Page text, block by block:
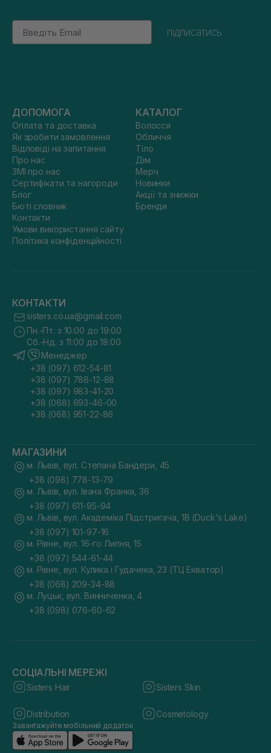
Email
підписатись
ДОПОМОГА
Оплата та доставка
Як зробити замовлення
Відповіді на запитання
Про нас
ЗМІ про нас
Сертифікати та нагороди
Блог
Бюті словник
Контакти
Умови використання сайту
Політика конфіденційності
КАТАЛОГ
Волосся
Обличчя
Тіло
Дім
Мерч
Новинки
Акції та знижки
Бренди
КОНТАКТИ
sisters.co.ua@gmail.com
Пн.-Пт. з 10:00 до 19:00
Сб.-Нд. з 11:00 до 18:00
Менеджер
+38 (097) 612-54-81
+38 (097) 788-12-88
+38 (097) 983-41-20
+38 (068) 693-46-00
+38 (068) 951-22-86
МАГАЗИНИ
м. Львів, вул. Степана Бандери, 45
+38 (098) 778-13-79
м. Львів, вул. Івана Франка, 36
+38 (097) 611-95-94
м. Львів, вул. Академіка Підстригача, 1В (Duck's Lake)
+38 (097) 101-97-16
м. Рівне, вул. 16-го Липня, 15
+38 (097) 544-61-44
м. Рівне, вул. Кулика і Гудачека, 23 (ТЦ Екватор)
+38 (068) 209-34-88
м. Луцьк, вул. Винниченка, 4
+38 (098) 076-60-62
СОЦІАЛЬНІ МЕРЕЖІ
Sisters Hair Sisters Skin
Distribution Cosmetology
Завантажуйте мобільний додаток